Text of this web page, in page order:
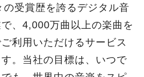
受賞歴を誇るデジタル音
、4,000万曲以上の楽曲を
利用いただけるサービス
。当社の目標は、いつで